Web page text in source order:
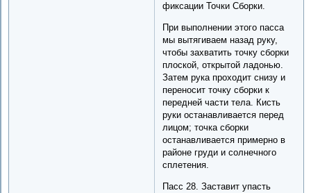
фиксации Точки Сборки.
При выполнении этого пасса
мы вытягиваем назад руку,
чтобы захватить точку сборки
плоской, открытой ладонью.
Затем рука проходит снизу и
переносит точку сборки к
передней части тела. Кисть
руки останавливается перед
лицом; точка сборки
останавливается примерно в
районе груди и солнечного
сплетения.
Пасс 28. Заставит упасть